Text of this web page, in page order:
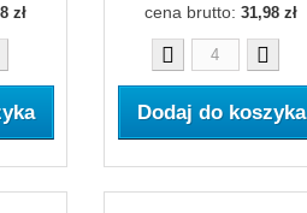
zł cena brutto: 31,98 zł
Dodaj do koszyka